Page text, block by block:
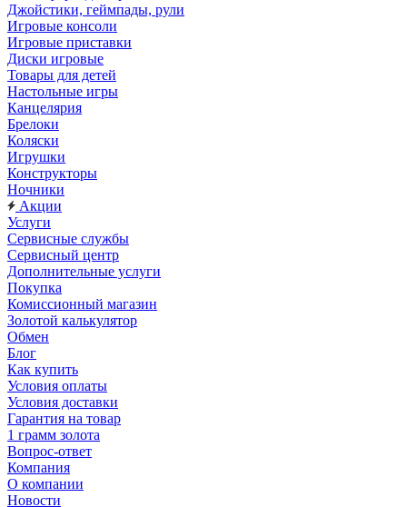
Джойстики, геймпады, рули
Игровые консоли
Игровые приставки
Диски игровые
Товары для детей
Настольные игры
Канцелярия
Брелоки
Коляски
Игрушки
Конструкторы
Ночники
Акции
Услуги
Сервисные службы
Сервисный центр
Дополнительные услуги
Покупка
Комиссионный магазин
Золотой калькулятор
Обмен
Блог
Как купить
Условия оплаты
Условия доставки
Гарантия на товар
1 грамм золота
Вопрос-ответ
Компания
О компании
Новости